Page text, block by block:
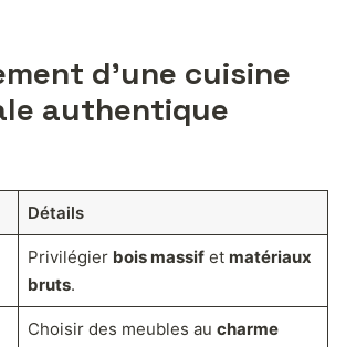
d’une cuisine
authentique
Détails
Privilégier bois massifet matériaux
bruts.
Choisir des meubles au charme